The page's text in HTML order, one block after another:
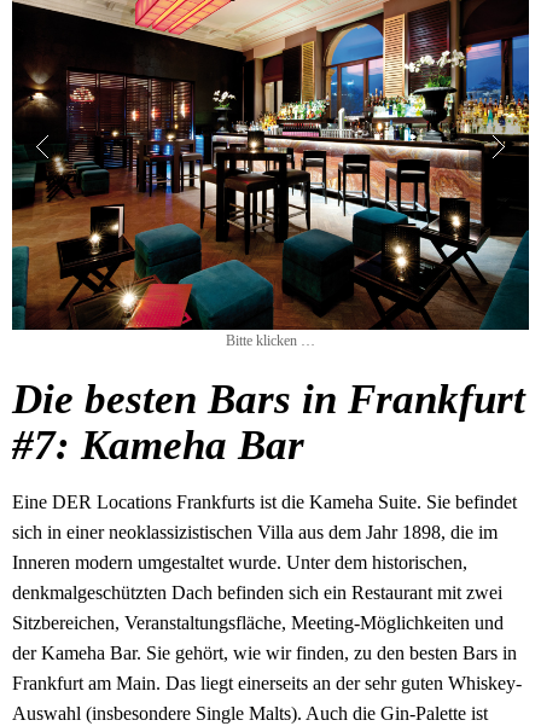
Bitte klicken …
Die besten Bars in Frankfurt
#7: Kameha Bar
Eine DER Locations Frankfurts ist die Kameha Suite. Sie befindet
sich in einer neoklassizistischen Villa aus dem Jahr 1898, die im
Inneren modern umgestaltet wurde. Unter dem historischen,
denkmalgeschützten Dach befinden sich ein Restaurant mit zwei
Sitzbereichen, Veranstaltungsfläche, Meeting-Möglichkeiten und
der Kameha Bar. Sie gehört, wie wir finden, zu den besten Bars in
Frankfurt am Main. Das liegt einerseits an der sehr guten Whiskey-
Auswahl (insbesondere Single Malts). Auch die Gin-Palette ist